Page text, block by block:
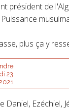
président de
plus ça y
23
Daniel, Ezéchiel,